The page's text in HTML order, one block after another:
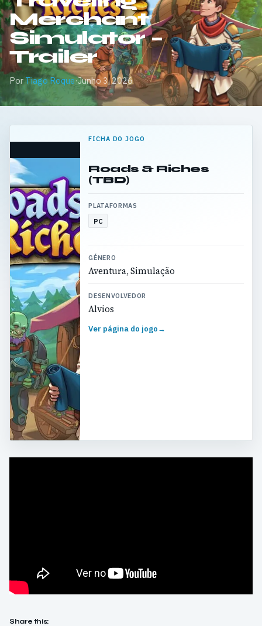
Merchant
Simulator –
Trailer
PorTiago Roque·Junho 3, 2026
FICHA DO JOGO
Roads & Riches
(TBD)
PLATAFORMAS
PC
GÉNERO
Aventura, Simulação
DESENVOLVEDOR
Alvios
Ver página do jogo→
Share this: